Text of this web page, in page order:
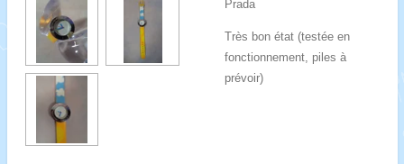
Prada
Très bon état (testée en
fonctionnement, piles à
prévoir)